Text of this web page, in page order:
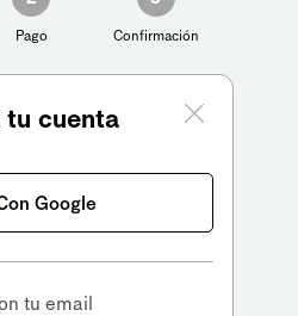
Pago Confirmación
tu cuenta
Google
tu email